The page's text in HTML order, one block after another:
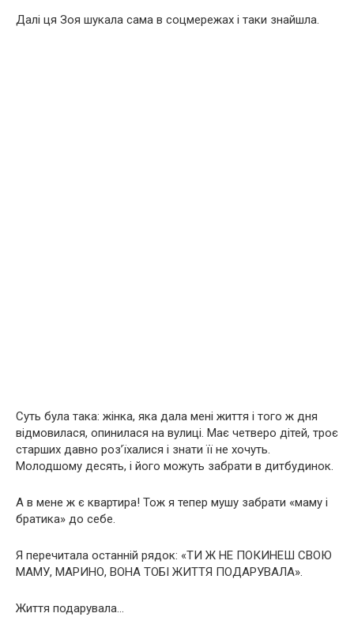
Далі ця Зоя шукала сама в соцмережах і таки знайшла.
Суть була така: жінка, яка дала мені життя і того ж дня
відмовилася, опинилася на вулиці. Має четверо дітей, троє
старших давно роз’їхалися і знати її не хочуть.
Молодшому десять, і його можуть забрати в дитбудинок.
А в мене ж є квартира! Тож я тепер мушу забрати «маму і
братика» до себе.
Я перечитала останній рядок: «ТИ Ж НЕ ПОКИНЕШ СВОЮ
МАМУ, МАРИНО, ВОНА ТОБІ ЖИТТЯ ПОДАРУВАЛА».
Життя подарувала…